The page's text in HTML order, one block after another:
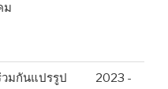
ม
วมกันแปรรูป
2023 -